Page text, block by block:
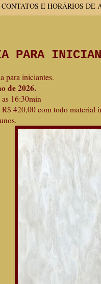
CONTATOS E HORÁRIOS DE
PARA
para iniciantes.
de 2026.
16:30min
420,00 com todo material